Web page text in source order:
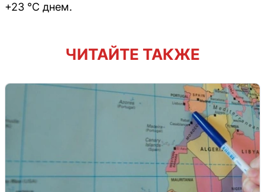
+23 °C днем.
ЧИТАЙТЕ ТАКЖЕ